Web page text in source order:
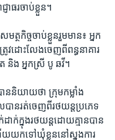
ាធរ​ចាប់​ខ្លួន។​
ត្ថកិច្ច​ចាប់​ខ្លួន​រួម​មាន៖ ​អ្នក
វ​ដោះលែង​ចេញ​ពី​ពន្ធនាគារ​
និង​ អ្នកស្រី​ បូ ឆវី។​
ន​និយាយ​ថា​ ក្រុម​កម្លាំង​
ាន​រត់​ចេញ​ពី​រថយន្ត​ប្រភេទ​
ក្នុង​រថយន្ត​ដោយ​គ្មាន​បាន​
ើយ​យក​ទៅ​ឃុំ​ខ្លួន​នៅ​ស្នងការ​